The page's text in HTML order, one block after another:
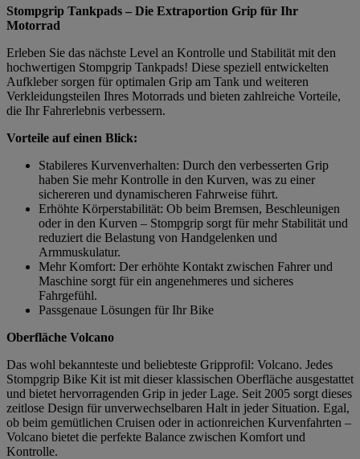
Stompgrip Tankpads – Die Extraportion Grip für Ihr
Motorrad
Erleben Sie das nächste Level an Kontrolle und Stabilität mit den
hochwertigen Stompgrip Tankpads! Diese speziell entwickelten
Aufkleber sorgen für optimalen Grip am Tank und weiteren
Verkleidungsteilen Ihres Motorrads und bieten zahlreiche Vorteile,
die Ihr Fahrerlebnis verbessern.
Vorteile auf einen Blick:
Stabileres Kurvenverhalten: Durch den verbesserten Grip
haben Sie mehr Kontrolle in den Kurven, was zu einer
sichereren und dynamischeren Fahrweise führt.
Erhöhte Körperstabilität: Ob beim Bremsen, Beschleunigen
oder in den Kurven – Stompgrip sorgt für mehr Stabilität und
reduziert die Belastung von Handgelenken und
Armmuskulatur.
Mehr Komfort: Der erhöhte Kontakt zwischen Fahrer und
Maschine sorgt für ein angenehmeres und sicheres
Fahrgefühl.
Passgenaue Lösungen für Ihr Bike
Oberfläche Volcano
Das wohl bekannteste und beliebteste Gripprofil: Volcano. Jedes
Stompgrip Bike Kit ist mit dieser klassischen Oberfläche ausgestattet
und bietet hervorragenden Grip in jeder Lage. Seit 2005 sorgt dieses
zeitlose Design für unverwechselbaren Halt in jeder Situation. Egal,
ob beim gemütlichen Cruisen oder in actionreichen Kurvenfahrten –
Volcano bietet die perfekte Balance zwischen Komfort und
Kontrolle.